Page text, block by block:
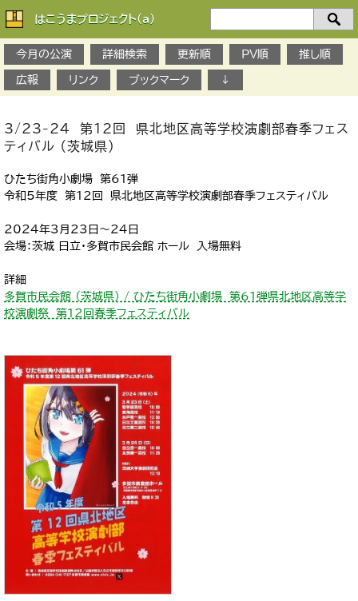
はこうまプロジェクト(a)
今月の公演
詳細検索 更新順 PV順 推し順
広報 リンク ブックマーク ↓
3/23-24 第12回 県北地区高等学校演劇部春季フェス
ティバル （茨城県）
ひたち街角小劇場 第61弾
令和5年度 第12回 県北地区高等学校演劇部春季フェスティバル
2024年3月23日～24日
会場：茨城 日立・多賀市民会館 ホール 入場無料
詳細
多賀市民会館 （茨城県） / ひたち街角小劇場 第61弾県北地区高等学
校演劇祭 第12回春季フェスティバル